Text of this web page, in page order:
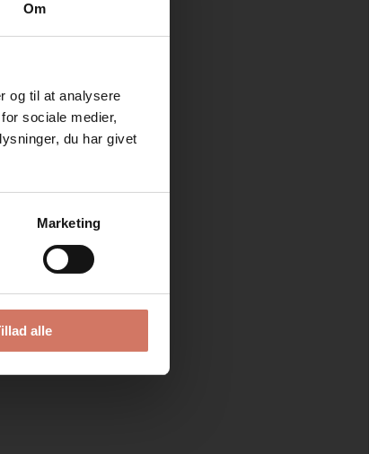
Om
og til at analysere
sociale medier,
du har givet
Marketing
alle